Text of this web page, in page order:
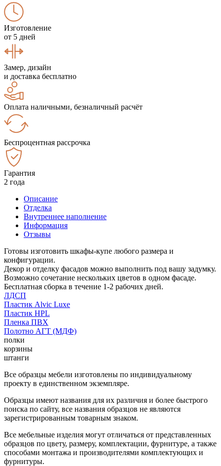
Изготовление
от 5 дней
Замер, дизайн
и доставка бесплатно
Оплата наличными, безналичный расчёт
Беспроцентная рассрочка
Гарантия
2 года
Описание
Отделка
Внутреннее наполнение
Информация
Отзывы
Готовы изготовить шкафы-купе любого размера и
конфигурации.
Декор и отделку фасадов можно выполнить под вашу задумку.
Возможно сочетание нескольких цветов в одном фасаде.
Бесплатная сборка в течение 1-2 рабочих дней.
ЛДСП
Пластик Alvic Luxe
Пластик HPL
Пленка ПВХ
Полотно АГТ (МДФ)
полки
корзины
штанги
Все образцы мебели изготовлены по индивидуальному
проекту в единственном экземпляре.
Образцы имеют названия для их различия и более быстрого
поиска по сайту, все названия образцов не являются
зарегистрированным товарным знаком.
Все мебельные изделия могут отличаться от представленных
образцов по цвету, размеру, комплектации, фурнитуре, а также
способами монтажа и производителями комплектующих и
фурнитуры.